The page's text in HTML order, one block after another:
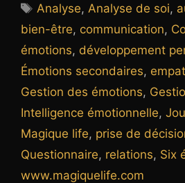
Étiquettes
Analyse, Analyse de soi,
bien-être, communication,
émotions, développement
Émotions secondaires,
Gestion des émotions,
Intelligence émotionnelle,
Magique life, prise de
Questionnaire, relations, Six
www.magiquelife.com